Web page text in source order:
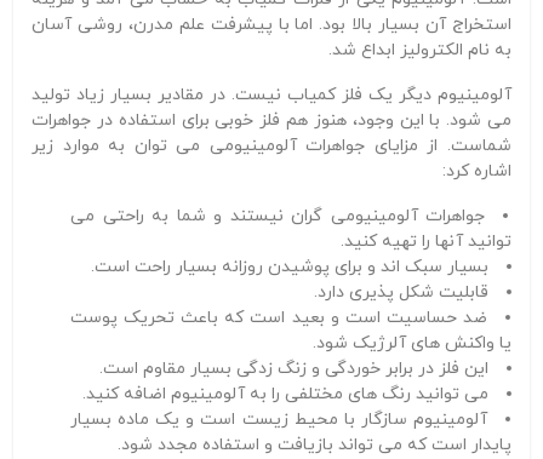
استخراج آن بسیار بالا بود. اما با پیشرفت علم مدرن، روشی آسان
به نام الکترولیز ابداع شد.
آلومینیوم دیگر یک فلز کمیاب نیست. در مقادیر بسیار زیاد تولید
می شود. با این وجود، هنوز هم فلز خوبی برای استفاده در جواهرات
شماست. از مزایای جواهرات آلومینیومی می توان به موارد زیر
اشاره کرد:
جواهرات آلومینیومی گران نیستند و شما به راحتی می
توانید آنها را تهیه کنید.
بسیار سبک اند و برای پوشیدن روزانه بسیار راحت است.
قابلیت شکل پذیری دارد.
ضد حساسیت است و بعید است که باعث تحریک پوست
یا واکنش های آلرژیک شود.
این فلز در برابر خوردگی و زنگ زدگی بسیار مقاوم است.
می توانید رنگ های مختلفی را به آلومینیوم اضافه کنید.
آلومینیوم سازگار با محیط زیست است و یک ماده بسیار
پایدار است که می تواند بازیافت و استفاده مجدد شود.